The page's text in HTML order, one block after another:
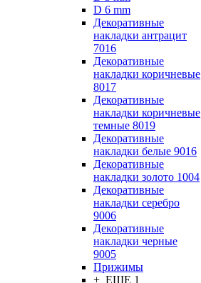
D 6 mm
Декоративные
накладки антрацит
7016
Декоративные
накладки коричневые
8017
Декоративные
накладки коричневые
темные 8019
Декоративные
накладки белые 9016
Декоративные
накладки золото 1004
Декоративные
накладки серебро
9006
Декоративные
накладки черные
9005
Прижимы
+ ЕЩЕ 1